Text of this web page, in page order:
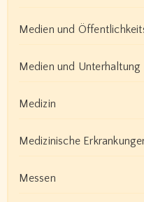
Medien und
Medien und Unterhaltung
Medizin
Medizinische
Messen